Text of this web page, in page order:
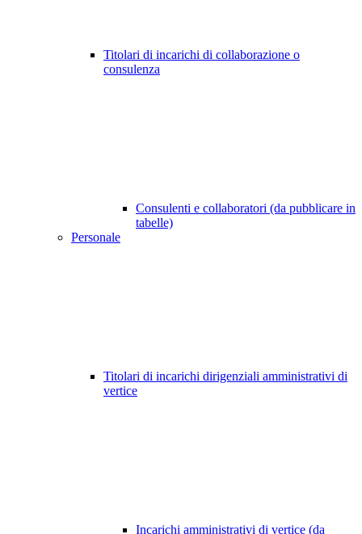
Titolari di incarichi di collaborazione o
consulenza
Consulenti e collaboratori (da pubblicare in
tabelle)
Personale
Titolari di incarichi dirigenziali amministrativi di
vertice
Incarichi amministrativi di vertice (da